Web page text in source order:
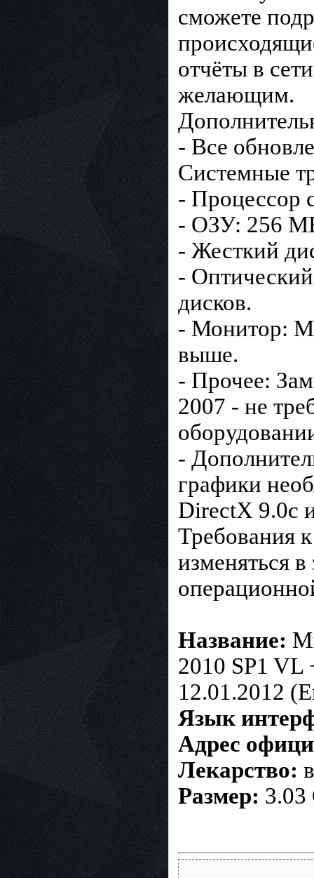
сможете
отчёты в
желающим.
- Все
Системные
- Процессор
- ОЗУ: 256
- Жесткий
-
дисков.
- Монитор:
выше.
- Прочее:
2007 - не
-
графики
DirectX 9.0c
Требования
изменяться
Название:
2010 SP1 VL
12.01.2012
Язык
Адрес
Лекарство:
Размер: 3.03